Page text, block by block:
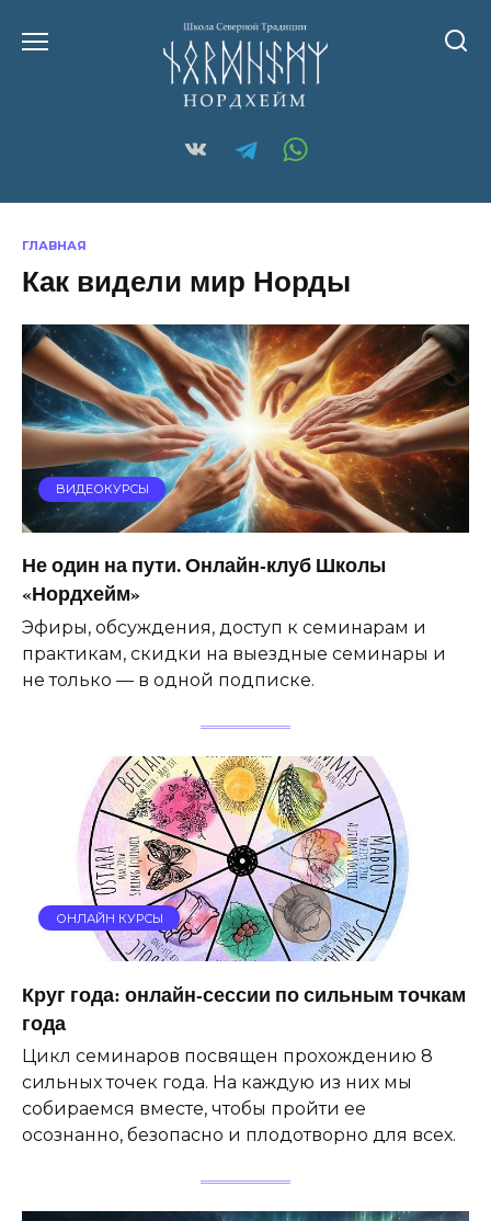
ГЛАВНАЯ
Как видели мир Норды
ВИДЕОКУРСЫ
Не один на пути. Онлайн-клуб Школы
«Нордхейм»
Эфиры, обсуждения, доступ к семинарам и
практикам, скидки на выездные семинары и
не только — в одной подписке.
ОНЛАЙН КУРСЫ
Круг года: онлайн-сессии по сильным точкам
года
Цикл семинаров посвящен прохождению 8
сильных точек года. На каждую из них мы
собираемся вместе, чтобы пройти ее
осознанно, безопасно и плодотворно для всех.